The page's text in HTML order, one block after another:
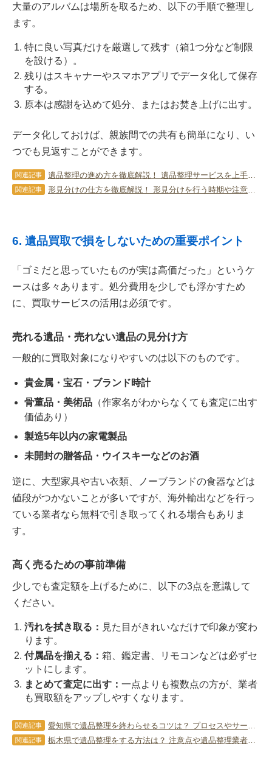
大量のアルバムは場所を取るため、以下の手順で整理し
ます。
特に良い写真だけを厳選して残す（箱1つ分など制限
を設ける）。
残りはスキャナーやスマホアプリでデータ化して保存
する。
原本は感謝を込めて処分、またはお焚き上げに出す。
データ化しておけば、親族間での共有も簡単になり、い
つでも見返すことができます。
関連記事
関連記事
6. 遺品買取で損をしないための重要ポイント
「ゴミだと思っていたものが実は高価だった」というケ
ースは多々あります。処分費用を少しでも浮かすため
に、買取サービスの活用は必須です。
売れる遺品・売れない遺品の見分け方
一般的に買取対象になりやすいのは以下のものです。
貴金属・宝石・ブランド時計
骨董品・美術品 （作家名がわからなくても査定に出す
価値あり）
製造5年以内の家電製品
未開封の贈答品・ウイスキーなどのお酒
逆に、大型家具や古い衣類、ノーブランドの食器などは
値段がつかないことが多いですが、海外輸出などを行っ
ている業者なら無料で引き取ってくれる場合もありま
す。
高く売るための事前準備
少しでも査定額を上げるために、以下の3点を意識して
ください。
汚れを拭き取る： 見た目がきれいなだけで印象が変わ
ります。
付属品を揃える： 箱、鑑定書、リモコンなどは必ずセ
ットにします。
まとめて査定に出す： 一点よりも複数点の方が、業者
も買取額をアップしやすくなります。
関連記事
関連記事